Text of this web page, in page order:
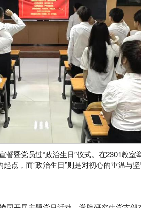
誓暨党员过“政治生日”仪式。在2301教室
起点，而“政治生日”则是对初心的重温与